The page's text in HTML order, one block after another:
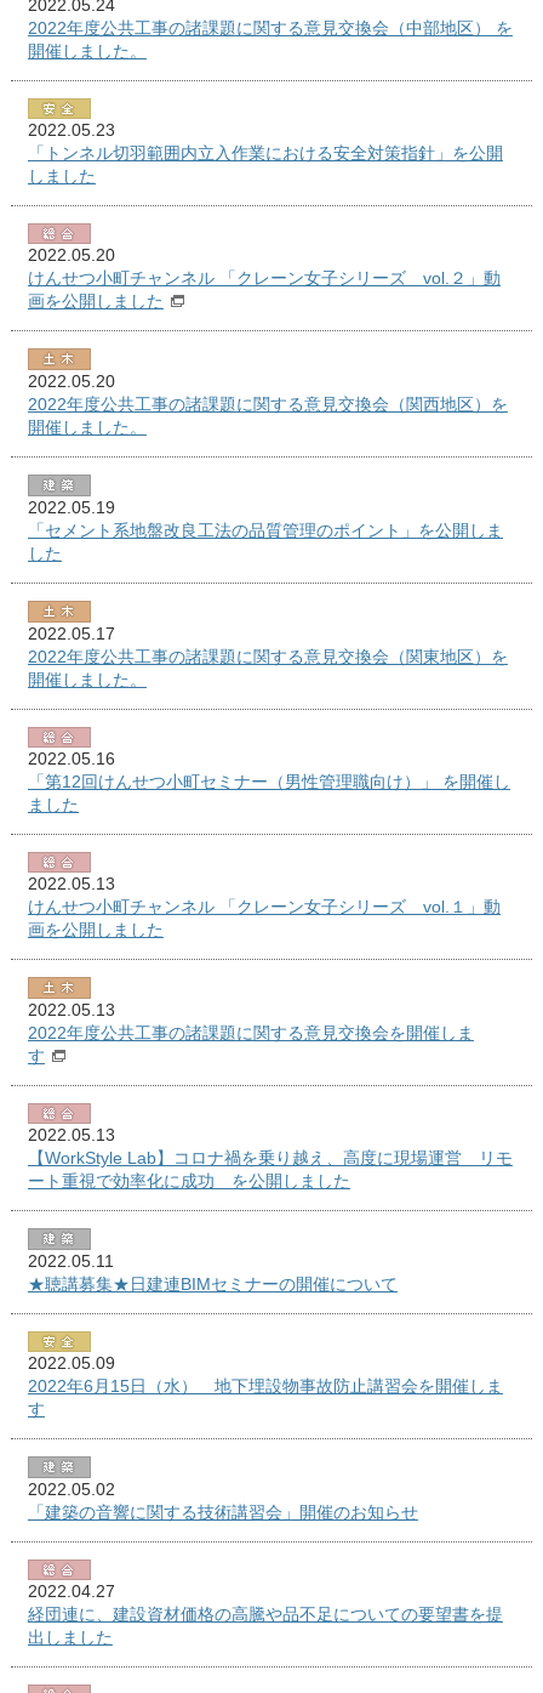
2022.05.24
2022年度公共工事の諸課題に関する意見交換会（中部地区） を
開催しました。
2022.05.23
「トンネル切羽範囲内立入作業における安全対策指針」を公開
しました
2022.05.20
けんせつ小町チャンネル 「クレーン女子シリーズ vol.２」動
画を公開しました
2022.05.20
2022年度公共工事の諸課題に関する意見交換会（関西地区）を
開催しました。
2022.05.19
「セメント系地盤改良工法の品質管理のポイント」を公開しま
した
2022.05.17
2022年度公共工事の諸課題に関する意見交換会（関東地区）を
開催しました。
2022.05.16
「第12回けんせつ小町セミナー（男性管理職向け）」 を開催し
ました
2022.05.13
けんせつ小町チャンネル 「クレーン女子シリーズ vol.１」動
画を公開しました
2022.05.13
2022年度公共工事の諸課題に関する意見交換会を開催しま
す
2022.05.13
【WorkStyle Lab】コロナ禍を乗り越え、高度に現場運営 リモ
ート重視で効率化に成功 を公開しました
2022.05.11
★聴講募集★日建連BIMセミナーの開催について
2022.05.09
2022年6月15日（水） 地下埋設物事故防止講習会を開催しま
す
2022.05.02
「建築の音響に関する技術講習会」開催のお知らせ
2022.04.27
経団連に、建設資材価格の高騰や品不足についての要望書を提
出しました